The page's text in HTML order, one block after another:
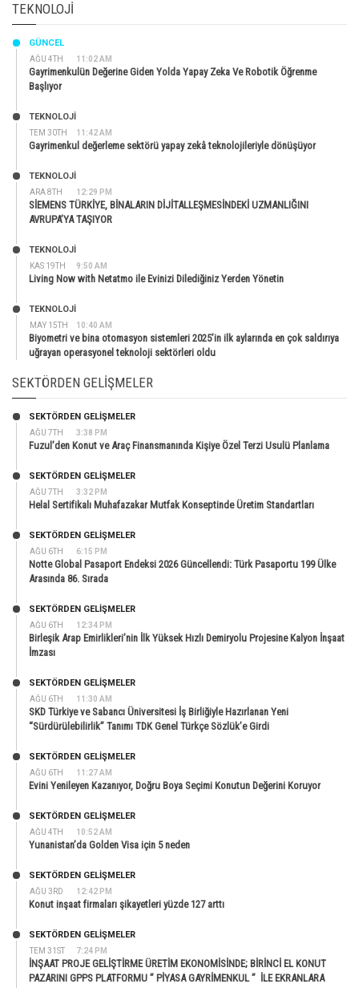
TEKNOLOJI
AĞU 4TH 11:02 AM
GÜNCEL
Gayrimenkulün Değerine Giden Yolda Yapay Zeka Ve Robotik Öğrenme
Başlıyor
TEM 30TH 11:42 AM
TEKNOLOJİ
Gayrimenkul değerleme sektörü yapay zekâ teknolojileriyle dönüşüyor
ARA 8TH 12:29 PM
TEKNOLOJİ
SİEMENS TÜRKİYE, BİNALARIN DİJİTALLEŞMESİNDEKİ UZMANLIĞINI
AVRUPA’YA TAŞIYOR
KAS 19TH 9:50 AM
TEKNOLOJİ
Living Now with Netatmo ile Evinizi Dilediğiniz Yerden Yönetin
MAY 15TH 10:40 AM
TEKNOLOJİ
Biyometri ve bina otomasyon sistemleri 2025’in ilk aylarında en çok saldırıya
uğrayan operasyonel teknoloji sektörleri oldu
SEKTÖRDEN GELIŞMELER
AĞU 7TH 3:38 PM
SEKTÖRDEN GELIŞMELER
Fuzul’den Konut ve Araç Finansmanında Kişiye Özel Terzi Usulü Planlama
AĞU 7TH 3:32 PM
SEKTÖRDEN GELIŞMELER
Helal Sertifikalı Muhafazakar Mutfak Konseptinde Üretim Standartları
AĞU 6TH 6:15 PM
SEKTÖRDEN GELIŞMELER
Notte Global Pasaport Endeksi 2026 Güncellendi: Türk Pasaportu 199 Ülke
Arasında 86. Sırada
AĞU 6TH 12:34 PM
SEKTÖRDEN GELIŞMELER
Birleşik Arap Emirlikleri’nin İlk Yüksek Hızlı Demiryolu Projesine Kalyon İnşaat
İmzası
AĞU 6TH 11:30 AM
SEKTÖRDEN GELIŞMELER
SKD Türkiye ve Sabancı Üniversitesi İş Birliğiyle Hazırlanan Yeni
“Sürdürülebilirlik” Tanımı TDK Genel Türkçe Sözlük’e Girdi
AĞU 6TH 11:27 AM
SEKTÖRDEN GELIŞMELER
Evini Yenileyen Kazanıyor, Doğru Boya Seçimi Konutun Değerini Koruyor
AĞU 4TH 10:52 AM
SEKTÖRDEN GELIŞMELER
Yunanistan’da Golden Visa için 5 neden
AĞU 3RD 12:42 PM
SEKTÖRDEN GELIŞMELER
Konut inşaat firmaları şikayetleri yüzde 127 arttı
TEM 31ST 7:24 PM
SEKTÖRDEN GELIŞMELER
İNŞAAT PROJE GELİŞTİRME ÜRETİM EKONOMİSİNDE; BİRİNCİ EL KONUT
PAZARINI GPPS PLATFORMU ” PİYASA GAYRİMENKUL ” İLE EKRANLARA